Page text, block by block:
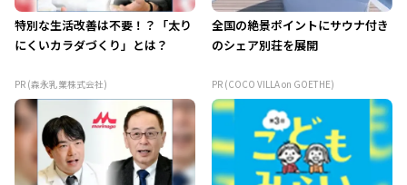
特別な生活改善は不要！？「太り
にくいカラダづくり」とは？
PR (森永乳業株式会社)
全国の絶景ポイントにサウナ付き
のシェア別荘を展開
PR (COCO VILLA on GOETHE)